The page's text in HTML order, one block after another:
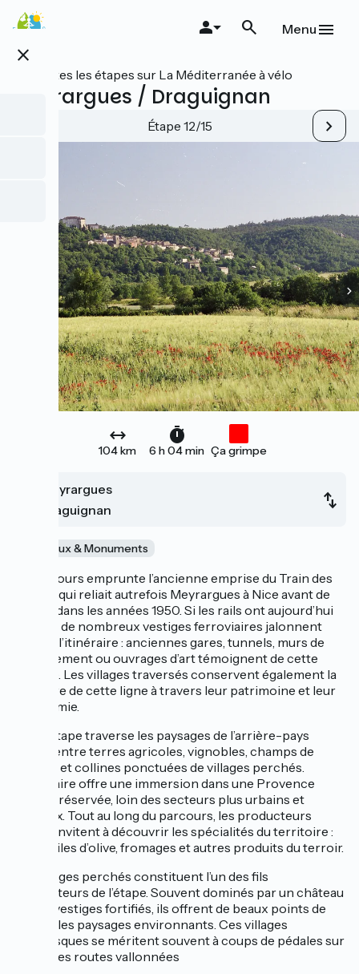
Aller
au
principal
close
Menu
Toutes les étapes sur La Méditerranée à vélo
Meyrargues / Draguignan
Étape 12/15
104 km 6 h 04 min Ça grimpe
Meyrargues
Draguignan
Châteaux & Monuments
Le parcours emprunte l’ancienne emprise du Train des
Pignes, qui reliait autrefois Meyrargues à Nice avant de
fermer dans les années 1950. Si les rails ont aujourd’hui
disparu, de nombreux vestiges ferroviaires jalonnent
encore l’itinéraire : anciennes gares, tunnels, murs de
soutènement ou ouvrages d’art témoignent de cette
histoire. Les villages traversés conservent également la
mémoire de cette ligne à travers leur patrimoine et leur
toponymie.
Cette étape traverse les paysages de l’arrière-pays
varois, entre terres agricoles, vignobles, champs de
lavande et collines ponctuées de villages perchés.
L’itinéraire offre une immersion dans une Provence
rurale préservée, loin des secteurs plus urbains et
littoraux. Tout au long du parcours, les producteurs
locaux invitent à découvrir les spécialités du territoire :
vins, huiles d’olive, fromages et autres produits du terroir.
Les villages perchés constituent l’un des fils
conducteurs de l’étape. Souvent dominés par un château
ou des vestiges fortifiés, ils offrent de beaux points de
vue sur les paysages environnants. Ces villages
pittoresques se méritent souvent à coups de pédales sur
de petites routes vallonnées